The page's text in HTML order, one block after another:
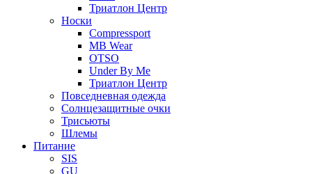
Триатлон Центр
Носки
Compressport
MB Wear
OTSO
Under By Me
Триатлон Центр
Повседневная одежда
Солнцезащитные очки
Трисьюты
Шлемы
Питание
SIS
GU